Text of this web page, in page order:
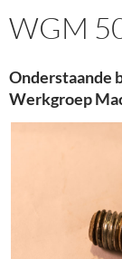
WGM
Onderstaande
Werkgroep